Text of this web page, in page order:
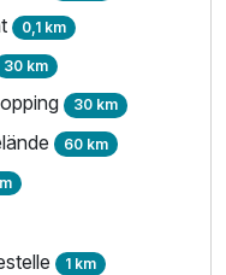
0,1 km
30 km
30 km
60 km
1 km